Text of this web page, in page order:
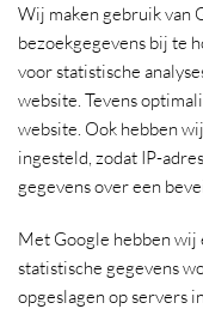
Wij maken gebruik van
bezoekgegevens bij te
voor statistische
website. Tevens
website. Ook hebben
ingesteld, zodat IP-
gegevens over een
Met Google hebben wij
statistische gegevens
opgeslagen op servers